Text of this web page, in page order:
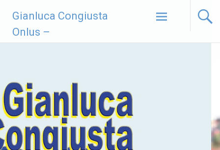
contenuto
Gianluca Congiusta
Onlus –